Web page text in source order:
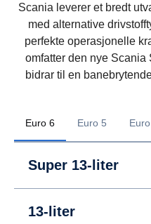
Scania leverer et bredt
med alternative
perfekte operasjonelle
omfatter den nye Scania
bidrar til en
Euro 6 Euro 5
Super 13-liter
13-liter